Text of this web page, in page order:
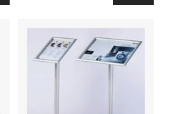
Infostander